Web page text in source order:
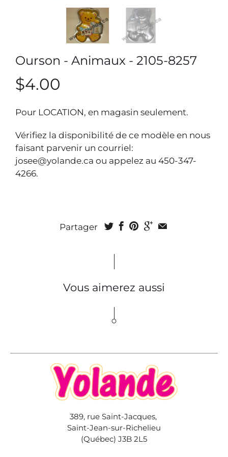
Ourson - Animaux - 2105-8257
$4.00
Pour LOCATION, en magasin seulement.
Vérifiez la disponibilité de ce modèle en nous
faisant parvenir un courriel:
josee@yolande.ca ou appelez au 450-347-
4266.
Partager
Vous aimerez aussi
389, rue Saint-Jacques,
Saint-Jean-sur-Richelieu
(Québec) J3B 2L5